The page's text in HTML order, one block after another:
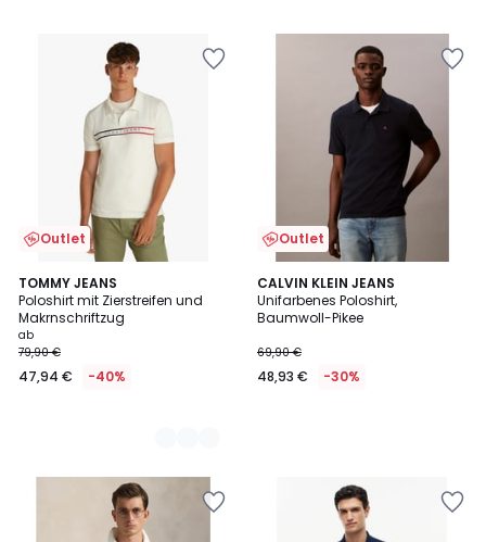
Outlet
TOMMY JEANS
Poloshirt mit Zierstreifen und
Makrnschriftzug
ab
79,90 €
47,94 € -40%
3
Farben
Outlet
CALVIN KLEIN JEANS
Unifarbenes Poloshirt,
Baumwoll-Pikee
69,90 €
48,93 € -30%